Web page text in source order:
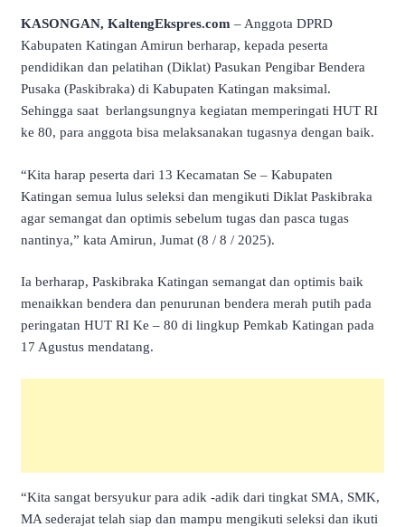
KASONGAN, KaltengEkspres.com – Anggota DPRD
Kabupaten Katingan Amirun berharap, kepada peserta
pendidikan dan pelatihan (Diklat) Pasukan Pengibar Bendera
Pusaka (Paskibraka) di Kabupaten Katingan maksimal.
Sehingga saat berlangsungnya kegiatan memperingati HUT RI
ke 80, para anggota bisa melaksanakan tugasnya dengan baik.
“Kita harap peserta dari 13 Kecamatan Se – Kabupaten
Katingan semua lulus seleksi dan mengikuti Diklat Paskibraka
agar semangat dan optimis sebelum tugas dan pasca tugas
nantinya,” kata Amirun, Jumat (8 / 8 / 2025).
Ia berharap, Paskibraka Katingan semangat dan optimis baik
menaikkan bendera dan penurunan bendera merah putih pada
peringatan HUT RI Ke – 80 di lingkup Pemkab Katingan pada
17 Agustus mendatang.
“Kita sangat bersyukur para adik -adik dari tingkat SMA, SMK,
MA sederajat telah siap dan mampu mengikuti seleksi dan ikuti